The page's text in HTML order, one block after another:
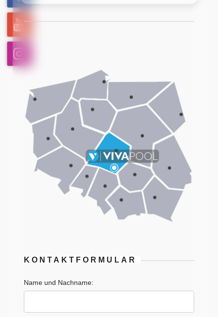
KONTAKTFORMULAR
Name und Nachname: